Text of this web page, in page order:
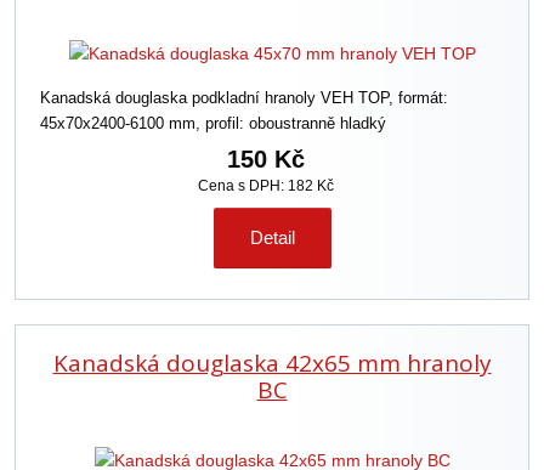
Kanadská douglaska podkladní hranoly VEH TOP, formát:
45x70x2400-6100 mm, profil: oboustranně hladký
150 Kč
Cena s DPH: 182 Kč
Detail
Kanadská douglaska 42x65 mm hranoly
BC